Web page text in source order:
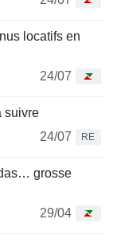
locatifs en
24/07
suivre
24/07
RE
grosse
29/04